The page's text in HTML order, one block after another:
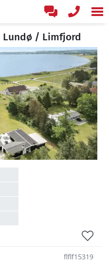
Lundø / Limfjord
flflf15319